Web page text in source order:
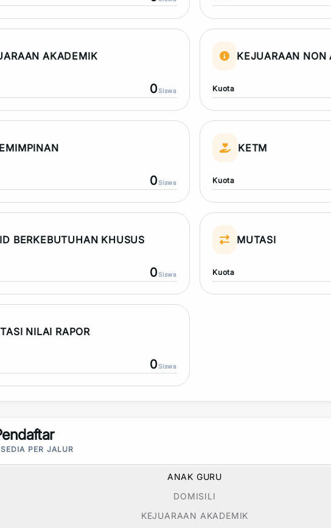
AKADEMIK
0Siswa
KEJUARAAN NON
Kuota
0Siswa
KETM
Kuota
BERKEBUTUHAN KHUSUS
0Siswa
MUTASI
Kuota
NILAI RAPOR
0Siswa
PER JALUR
ANAK GURU
DOMISILI
KEJUARAAN AKADEMIK